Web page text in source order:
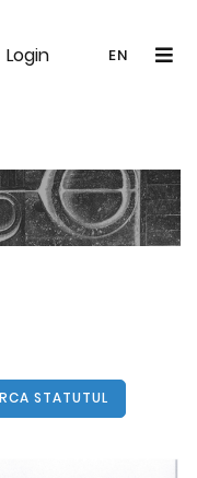
Login EN
Noutăți
STATUTUL